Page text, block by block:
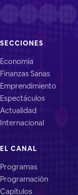
SECCIONES
Economía
Finanzas Sanas
Emprendimiento
Espectáculos
Actualidad
Internacional
EL CANAL
Programas
Programación
Capítulos